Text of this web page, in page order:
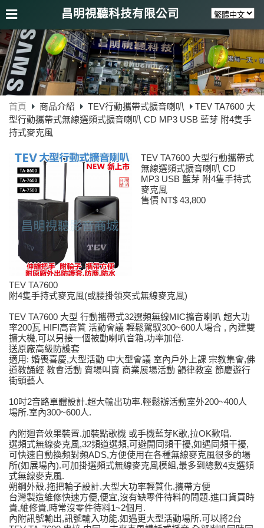
昌明視聽科技有限公司
首頁 商品介紹 TEV行動攜帶式擴音喇叭
TEV TA7600 大
型行動攜帶式無線選頻式擴音喇叭 CD MP3 USB 藍芽 附4隻手
持式麥克風
TEV TA7600 大型行動攜帶式
無線選頻式擴音喇叭 CD
MP3 USB 藍芽 附4隻手持式
麥克風
售價 NT$ 43,800
TEV TA7600
附4隻手持式麥克風(或腰掛領夾式無線麥克風)
TEV TA7600 大型 行動攜帶式32選頻無線MIC擴音喇叭 超大功
率200瓦 HIFI高音質 活動會議 輕鬆駕馭300~600人場合 , 內建雙
擴大機,可以另接一個被動喇叭音箱,功率加倍.
送原廠高級防護套
適用: 婚喪喜慶,大型活動 中大型會議 室內戶外上課 宗教集會,佛
道教誦經 教會活動 賣場叫賣 商業展場活動 韻律教室 節慶遊行
街頭藝人
10吋2音路單體設計.超大輸出功率.輕鬆辦活動室外200~400人
場所.室內300~600人.
內附迴音效果裝置.加裝點歌機 或手機藍芽K歌,拉OK歡唱.
選頻式無線麥克風,32頻道選頻,可避開同頻干擾,如遇同頻干擾,
可快速自動換頻對頻ADS,方便使用在各種無線麥克風很多的場
所(如展場內).可加掛選頻式無線麥克風模組,最多到總數4支選頻
式無線麥克風.
朔鋼外殼.拖把輪子設計.大型大功率輕質化.攜帶方便
台灣製造維修快速方便,便宜,沒有缺零件待料的問題.進口貨買時
貴,維修貴,時常沒零件待料1~2個月.
內附訊號輸出,訊號輸入功能.如遇更大型活動場所.可以將2台